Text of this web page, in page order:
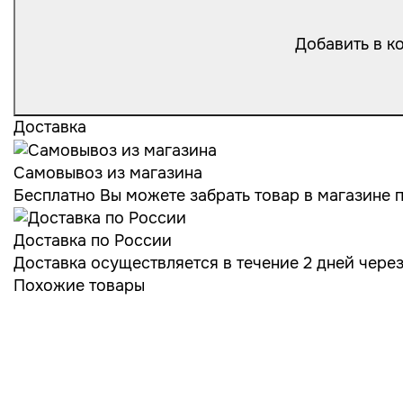
Добавить в
Доставка
Самовывоз из магазина
Бесплатно Вы можете забрать товар в
Доставка по России
Доставка осуществляется в течение 2 дней
Похожие товары